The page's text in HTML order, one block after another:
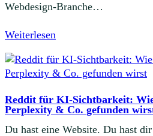
Webdesign-Branche…
Weiterlesen
Reddit für KI-Sichtbarkeit:
Perplexity & Co. gefunden
Du hast eine Website. Du hast